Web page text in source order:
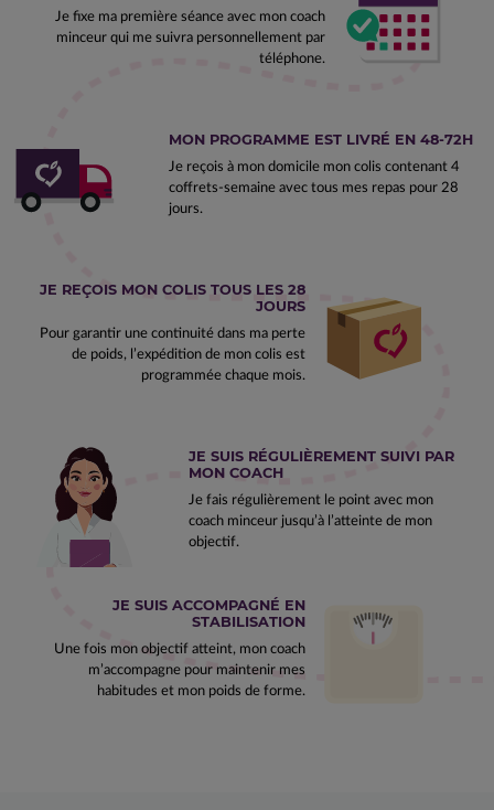
Je fixe ma première séance avec mon coach
minceur qui me suivra personnellement par
téléphone.
MON PROGRAMME EST LIVRÉ EN 48-72H
Je reçois à mon domicile mon colis contenant 4
coffrets-semaine avec tous mes repas pour 28
jours.
JE REÇOIS MON COLIS TOUS LES 28
JOURS
Pour garantir une continuité dans ma perte
de poids, l’expédition de mon colis est
programmée chaque mois.
JE SUIS RÉGULIÈREMENT SUIVI PAR
MON COACH
Je fais régulièrement le point avec mon
coach minceur jusqu’à l’atteinte de mon
objectif.
JE SUIS ACCOMPAGNÉ EN
STABILISATION
Une fois mon objectif atteint, mon coach
m’accompagne pour maintenir mes
habitudes et mon poids de forme.